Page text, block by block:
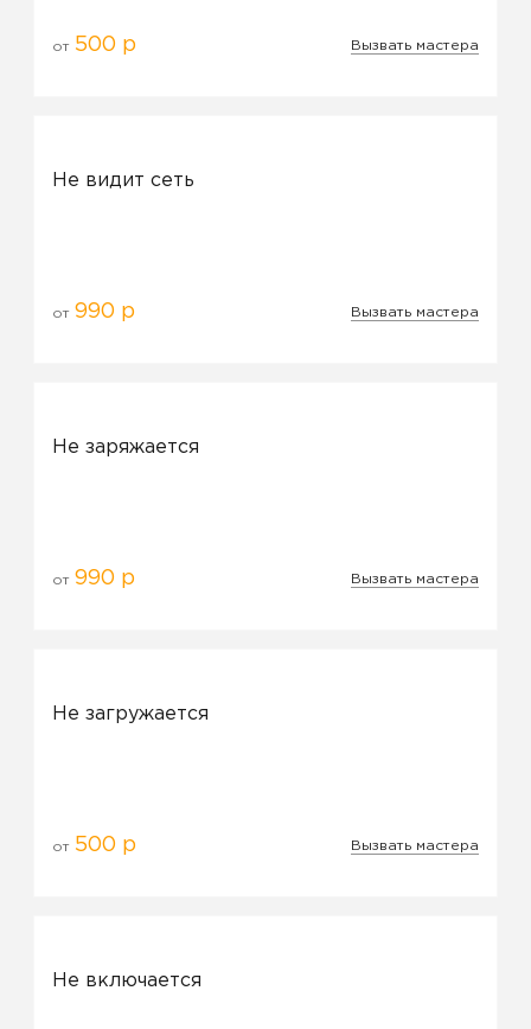
от 500 р Вызвать мастера
Не видит сеть
от990 р Вызвать мастера
Не заряжается
от990 р Вызвать мастера
Не загружается
от 500 р Вызвать мастера
Не включается